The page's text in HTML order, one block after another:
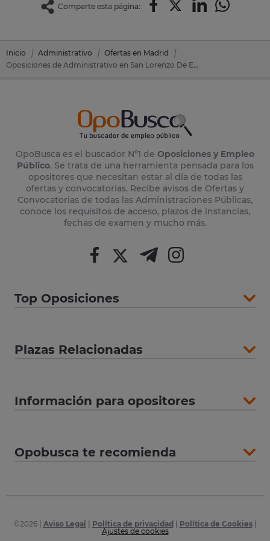
Comparte esta página:
Inicio Administrativo
Ofertas en Madrid
Oposiciones de Administrativo en San Lorenzo De El Escorial (Madrid)
OpoBusca es el buscador Nº1 de Oposiciones y Empleo
Público. Se trata de una herramienta pensada para los
opositores que necesitan estar al día de todas las
ofertas y convocatorias. Recibe avisos de Ofertas y
Convocatorias de todas las Administraciones Públicas,
conoce los requisitos de acceso, plazos de instancias,
fechas de examen y mucho más.
Top Oposiciones
Plazas Relacionadas
Información para opositores
Opobusca te recomienda
©2026| Aviso Legal Política de privacidad Política de Cookies|
Ajustes de cookies